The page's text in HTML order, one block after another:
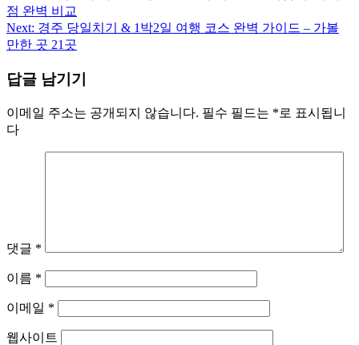
탐
색
점 완벽 비교
Next: 경주 당일치기 & 1박2일 여행 코스 완벽 가이드 – 가볼
만한 곳 21곳
답글 남기기
이메일 주소는 공개되지 않습니다. 필수 필드는 *로 표시됩니
다
댓글 *
이름 *
이메일 *
웹사이트